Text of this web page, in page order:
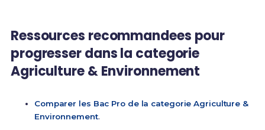
Ressources recommandees pour
progresser dans la categorie
Agriculture & Environnement
Comparer les Bac Pro de la categorie Agriculture &
Environnement.